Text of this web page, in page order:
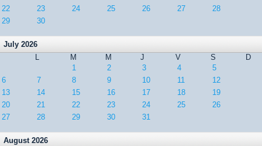
22
23 24 25 26 27
28
29
30
July 2026
L
M M J V S
D
1
2 3 4
5
6
7 8 9 10 11
12
13
14 15 16 17 18
19
20
21 22 23 24 25
26
27
28 29 30 31
August 2026